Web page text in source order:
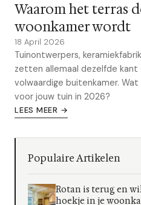
Waarom het terras
woonkamer wordt
18 April 2026
Tuinontwerpers,
zetten allemaal dezelfde kant
volwaardige buitenkamer.
voor jouw tuin in 2026?
LEES MEER →
Populaire Artikelen
Rotan is terug en
hoekje in je